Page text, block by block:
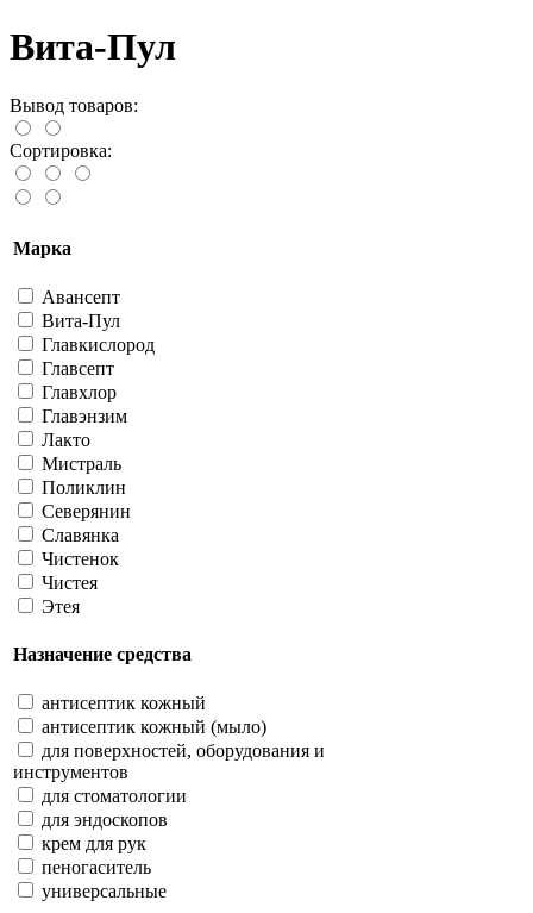
Вита-Пул
Вывод товаров:
Сортировка:
Марка
Авансепт
Вита-Пул
Главкислород
Главсепт
Главхлор
Главэнзим
Лакто
Мистраль
Поликлин
Северянин
Славянка
Чистенок
Чистея
Этея
Назначение средства
антисептик кожный
антисептик кожный (мыло)
для поверхностей, оборудования и
инструментов
для стоматологии
для эндоскопов
крем для рук
пеногаситель
универсальные